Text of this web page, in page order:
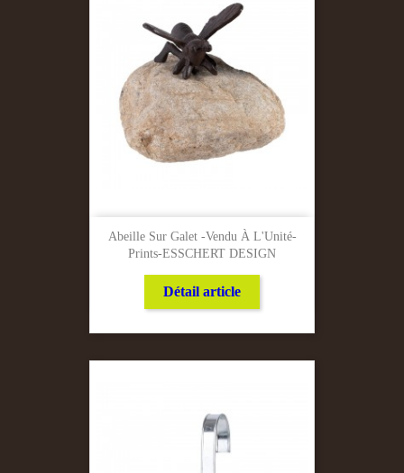
Abeille Sur Galet -Vendu À L'Unité-
Prints-ESSCHERT DESIGN
Détail article